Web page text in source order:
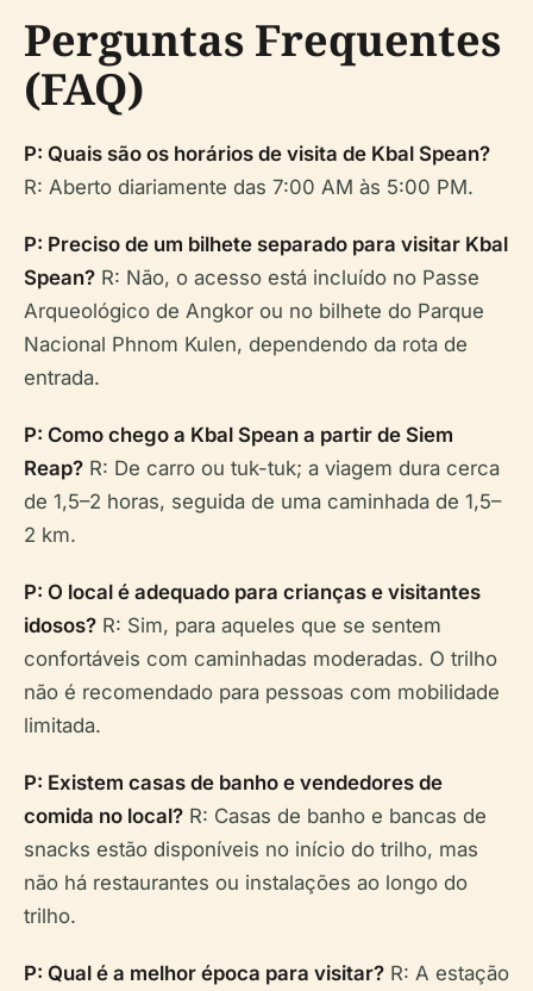
Perguntas Frequentes
(FAQ)
P: Quais são os horários de visita de Kbal Spean?
R: Aberto diariamente das 7:00 AM às 5:00 PM.
P: Preciso de um bilhete separado para visitar Kbal
Spean? R: Não, o acesso está incluído no Passe
Arqueológico de Angkor ou no bilhete do Parque
Nacional Phnom Kulen, dependendo da rota de
entrada.
P: Como chego a Kbal Spean a partir de Siem
Reap? R: De carro ou tuk-tuk; a viagem dura cerca
de 1,5–2 horas, seguida de uma caminhada de 1,5–
2 km.
P: O local é adequado para crianças e visitantes
idosos? R: Sim, para aqueles que se sentem
confortáveis com caminhadas moderadas. O trilho
não é recomendado para pessoas com mobilidade
limitada.
P: Existem casas de banho e vendedores de
comida no local? R: Casas de banho e bancas de
snacks estão disponíveis no início do trilho, mas
não há restaurantes ou instalações ao longo do
trilho.
P: Qual é a melhor época para visitar? R: A estação